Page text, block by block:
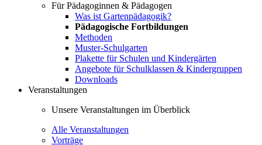
Für Pädagoginnen & Pädagogen
Was ist Gartenpädagogik?
Pädagogische Fortbildungen
Methoden
Muster-Schulgarten
Plakette für Schulen und Kindergärten
Angebote für Schulklassen & Kindergruppen
Downloads
Veranstaltungen
Unsere Veranstaltungen im Überblick
Alle Veranstaltungen
Vorträge